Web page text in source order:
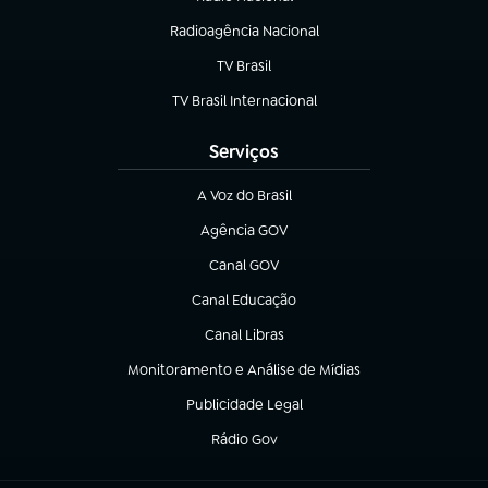
Radioagência Nacional
(abre em nova aba)
TV Brasil
(abre em nova aba)
TV Brasil Internacional
(abre em nova aba)
Serviços
A Voz do Brasil
(abre em nova aba)
Agência GOV
(abre em nova aba)
Canal GOV
(abre em nova aba)
Canal Educação
(abre em nova aba)
Canal Libras
(abre em nova aba)
Monitoramento e Análise de Mídias
(abre em nova aba)
Publicidade Legal
(abre em nova aba)
Rádio Gov
(abre em nova aba)